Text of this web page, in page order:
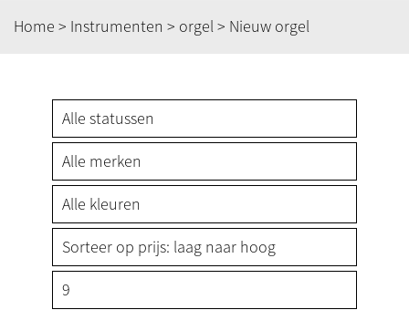
Home > Instrumenten > orgel> Nieuw orgel